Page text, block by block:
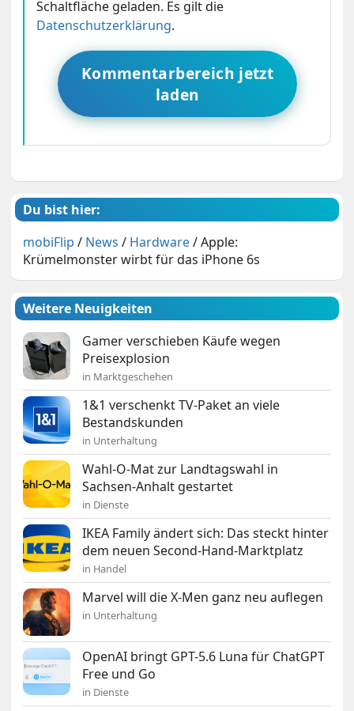
Schaltfläche geladen. Es gilt die
Datenschutzerklärung.
Kommentarbereich jetzt
laden
Du bist hier:
mobiFlip / News / Hardware/Apple:
Krümelmonster wirbt für das iPhone 6s
Weitere Neuigkeiten
Gamer verschieben Käufe wegen
Preisexplosion
in Marktgeschehen
1&1 verschenkt TV-Paket an viele
Bestandskunden
in Unterhaltung
Wahl-O-Mat zur Landtagswahl in
Sachsen-Anhalt gestartet
in Dienste
IKEA Family ändert sich: Das steckt hinter
dem neuen Second-Hand-Marktplatz
in Handel
Marvel will die X-Men ganz neu auflegen
in Unterhaltung
OpenAI bringt GPT-5.6 Luna für ChatGPT
Free und Go
in Dienste